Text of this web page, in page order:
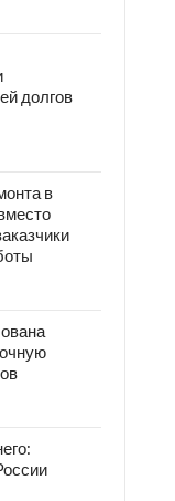
долгов
в